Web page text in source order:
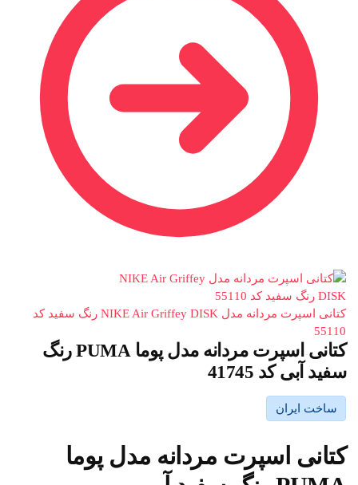
کتانی اسپرت مردانه مدل NIKE Air Griffey DISK رنگ سفید کد
55110
کتانی اسپرت مردانه مدل پوما PUMA رنگ
سفید آبی کد 41745
ساخت ایران
کتانی اسپرت مردانه مدل پوما